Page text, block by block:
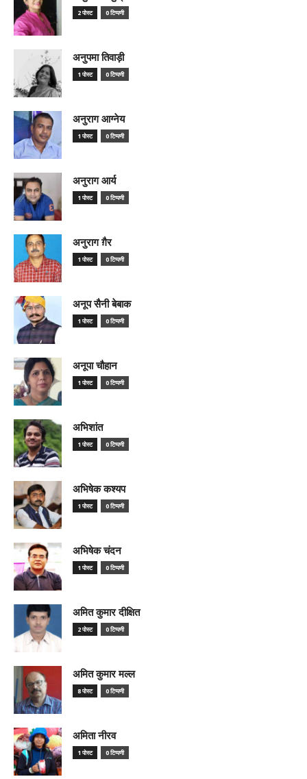
2 पोस्ट 0 टिप्पणी
अनुपमा तिवाड़ी
1 पोस्ट 0 टिप्पणी
अनुराग आग्नेय
1 पोस्ट 0 टिप्पणी
अनुराग आर्य
1 पोस्ट 0 टिप्पणी
अनुराग ग़ैर
1 पोस्ट 0 टिप्पणी
अनूप सैनी बेबाक
1 पोस्ट 0 टिप्पणी
अनूपा चौहान
1 पोस्ट 0 टिप्पणी
अभिशांत
1 पोस्ट 0 टिप्पणी
अभिषेक कश्यप
1 पोस्ट 0 टिप्पणी
अभिषेक चंदन
1 पोस्ट 0 टिप्पणी
अमित कुमार दीक्षित
2 पोस्ट 0 टिप्पणी
अमित कुमार मल्ल
8 पोस्ट 0 टिप्पणी
अमिता नीरव
1 पोस्ट 0 टिप्पणी